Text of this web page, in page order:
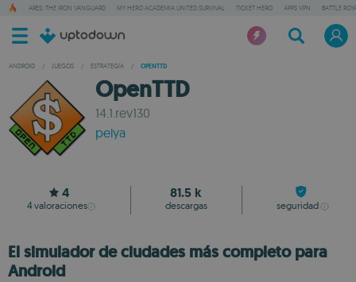
ARES: THE IRON VANGUARD MY HERO ACADEMIA UNITED SURVIVAL TICKET HERO APPS VPN BATTLE
ANDROID / JUEGOS / ESTRATEGIA / OPENTTD
OpenTTD
14.1.rev130
pelya
4
4valoraciones
81.5 k
descargas seguridad
El simulador de ciudades más completo para
Android